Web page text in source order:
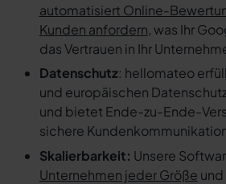
automatisiert Online-
Kunden anfordern, was Ihr
das Vertrauen in Ihr
Datenschutz: hellomateo
und europäischen
und bietet Ende-zu-Ende-
sichere
Skalierbarkeit: Unsere
Unternehmen jeder Größe